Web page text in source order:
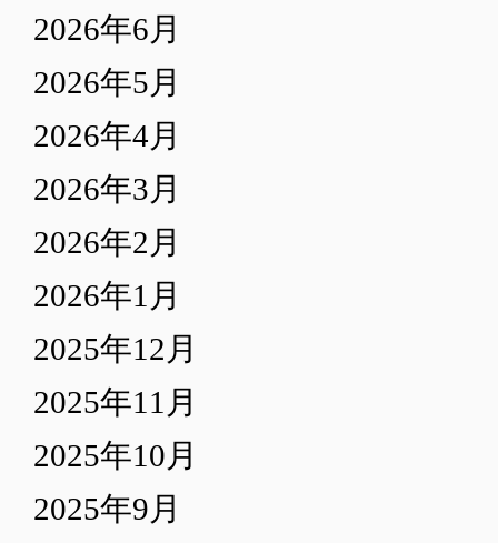
2026年6月
2026年5月
2026年4月
2026年3月
2026年2月
2026年1月
2025年12月
2025年11月
2025年10月
2025年9月